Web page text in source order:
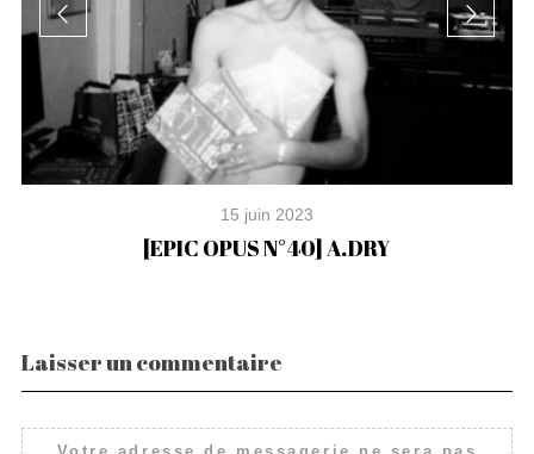
15 juin 2023
[EPIC OPUS N°40] A.DRY
Laisser un commentaire